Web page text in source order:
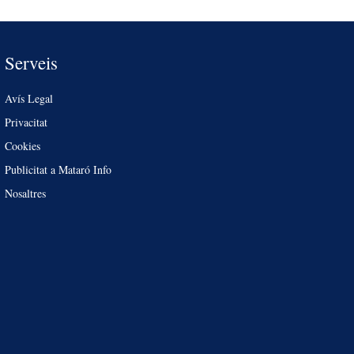
Serveis
Avís Legal
Privacitat
Cookies
Publicitat a Mataró Info
Nosaltres